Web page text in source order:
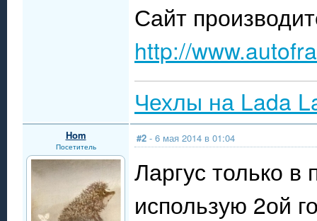
Сайт
http://
Чехлы на Lada
Hom
Посетитель
#2 - 6 мая 2014 в 01:04
Ларгус только
использую 2ой